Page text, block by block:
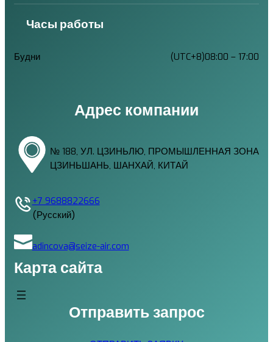
Часы работы
Будни (UTC+8)08:00 – 17:00
Адрес компании
№ 188, УЛ. ЦЗИНЬЛЮ, ПРОМЫШЛЕННАЯ ЗОНА
ЦЗИНЬШАНЬ, ШАНХАЙ, КИТАЙ
+7 9688822666
(Русский)
adincova@seize-air.com
Карта сайта
Отправить запрос